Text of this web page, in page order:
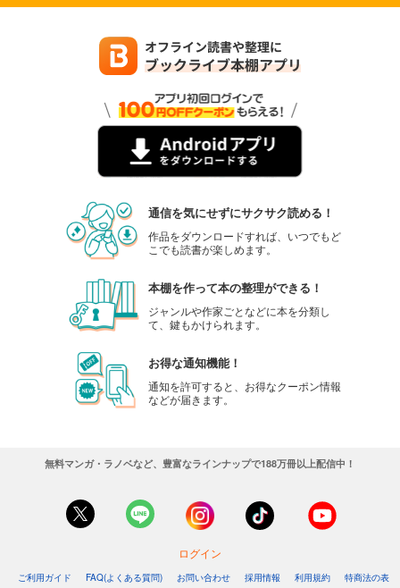
通信を気にせずにサクサク読める！
作品をダウンロードすれば、いつでもど
こでも読書が楽しめます。
本棚を作って本の整理ができる！
ジャンルや作家ごとなどに本を分類し
て、鍵もかけられます。
お得な通知機能！
通知を許可すると、お得なクーポン情報
などが届きます。
無料マンガ・ラノベなど、豊富なラインナップで188万冊以上配信中！
ログイン
ご利用ガイド FAQ(よくある質問) お問い合わせ 採用情報 利用規約
特商法の表